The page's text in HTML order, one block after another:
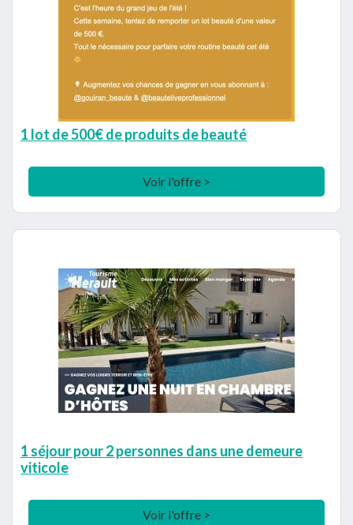
1 lot de 500€ de produits de beauté
Voir l'offre >
1 séjour pour 2 personnes dans une demeure
viticole
Voir l'offre >